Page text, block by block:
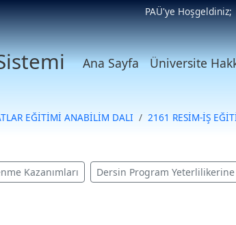
PAÜ'ye Hoşgeldiniz;
Ana Sayfa Üniversite
EĞİTİMİ ANABİLİM DALI 2161 RESİM-İŞ
Kazanımları Dersin Program Yeterlilikerine